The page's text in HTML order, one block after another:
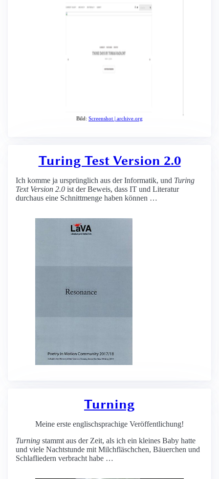
Bild: Screenshot | archive.org
Turing Test Version 2.0
Ich komme ja ursprünglich aus der Informatik, und Turing
Text Version 2.0 ist der Beweis, dass IT und Literatur
durchaus eine Schnittmenge haben können …
Turning
Meine erste englischsprachige Veröffentlichung!
Turning stammt aus der Zeit, als ich ein kleines Baby hatte
und viele Nachtstunde mit Milchfläschchen, Bäuerchen und
Schlafliedern verbracht habe …